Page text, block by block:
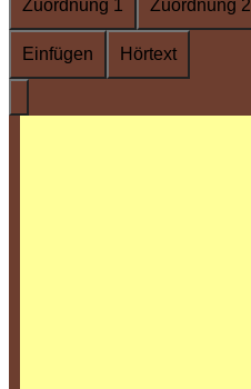
Zuordnung 1
Zuordnung 2
Einfügen Hörtext